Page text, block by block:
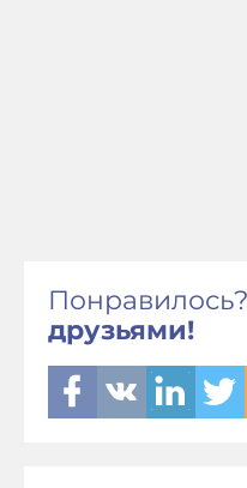
Понравилось?
друзьями!